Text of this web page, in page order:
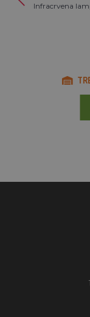
Infracrvena